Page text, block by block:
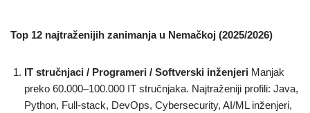
Top 12 najtraženijih zanimanja u Nemačkoj (2025/2026)
IT stručnjaci / Programeri / Softverski inženjeri Manjak
preko 60.000–100.000 IT stručnjaka. Najtraženiji profili: Java,
Python, Full-stack, DevOps, Cybersecurity, AI/ML inženjeri,